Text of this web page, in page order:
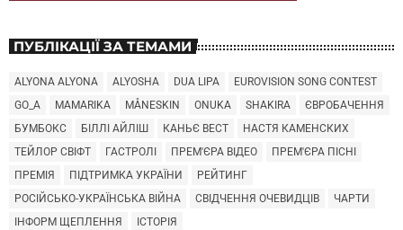
ПУБЛІКАЦІЇ ЗА ТЕМАМИ
ALYONA ALYONA ALYOSHA DUA LIPA
EUROVISION SONG CONTEST
GO_A
MAMARIKA MÅNESKIN ONUKA SHAKIRA
ЄВРОБАЧЕННЯ
БУМБОКС
БІЛЛІ АЙЛІШ КАНЬЄ ВЕСТ
НАСТЯ КАМЕНСКИХ
ТЕЙЛОР СВІФТ
ГАСТРОЛІ ПРЕМ'ЄРА ВІДЕО
ПРЕМ'ЄРА ПІСНІ
ПРЕМІЯ
ПІДТРИМКА УКРАЇНИ
РЕЙТИНГ
РОСІЙСЬКО-УКРАЇНСЬКА ВІЙНА
СВІДЧЕННЯ ОЧЕВИДЦІВ
ЧАРТИ
ІНФОРМ ЩЕПЛЕННЯ
ІСТОРІЯ